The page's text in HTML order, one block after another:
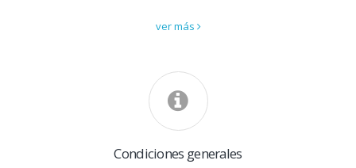
ver más
Condiciones generales